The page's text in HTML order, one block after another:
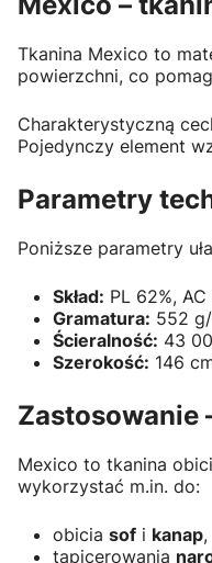
Tkanina Mexico to
powierzchni, co
Charakterystyczną
Pojedynczy element
Parametry
Poniższe parametry
Skład: PL 62%, AC
Gramatura: 552
Ścieralność: 43
Szerokość: 146
Zastosowanie
Mexico to tkanina
wykorzystać m.in. do:
obicia sof i kanap,
tapicerowania